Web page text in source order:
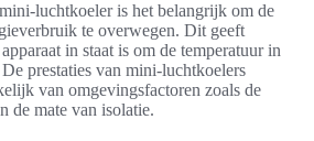
luchtkoeler is het belangrijk om de
te overwegen. Dit geeft
in staat is om de temperatuur in
prestaties van mini-luchtkoelers
van omgevingsfactoren zoals de
de mate van isolatie.